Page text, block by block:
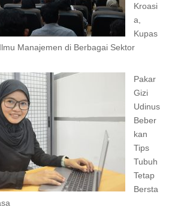
Kroasi
a,
Kupas
Manajemen di Berbagai Sektor
Pakar
Gizi
Udinus
Beber
kan
Tips
Tubuh
Tetap
Bersta